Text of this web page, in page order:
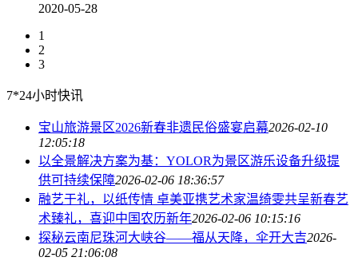
2020-05-28
1
2
3
7*24小时快讯
宝山旅游景区2026新春非遗民俗盛宴启幕2026-02-10
12:05:18
以全景解决方案为基：YOLOR为景区游乐设备升级提
供可持续保障2026-02-06 18:36:57
融艺于礼，以纸传情 卓美亚携艺术家温绮雯共呈新春艺
术臻礼，喜迎中国农历新年2026-02-06 10:15:16
探秘云南尼珠河大峡谷——福从天降，伞开大吉2026-
02-05 21:06:08